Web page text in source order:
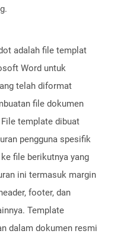
adalah file templat
Word untuk
telah diformat
file dokumen
template dibuat
pengguna spesifik
file berikutnya yang
ini termasuk margin
footer, dan
Template
dalam dokumen resmi